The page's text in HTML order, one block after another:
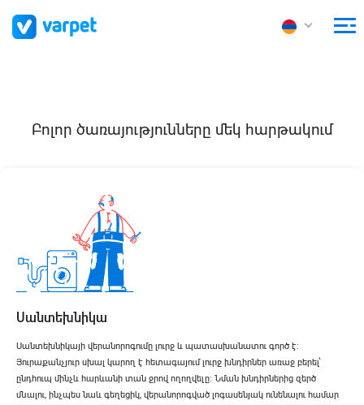
Բոլոր ծառայությունները մեկ հարթակում
Սանտեխնիկա
Սանտեխնիկայի վերանորոգումը լուրջ և պատասխանատու գործ է։
Յուրաքանչյուր սխալ կարող է հետագայում լուրջ խնդիրներ առաջ բերել՝
ընդհուպ մինչև հարևանի տան ջրով ողողվելը։ Նման խնդիրներից զերծ
մնալու, ինչպես նաև գեղեցիկ, վերանորոգված լոգասենյակ ունենալու համար